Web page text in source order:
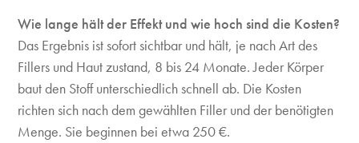
Wie lange hält der Effekt und wie hoch sind die Kosten?
Das Ergebnis ist sofort sichtbar und hält, je nach Art des
Fillers und Haut­ zustand, 8 bis 24 Monate. Jeder Körper
baut den Stoff unterschiedlich schnell ab. Die Kosten
richten sich nach dem gewählten Filler und der benötigten
Menge. Sie beginnen bei etwa 250 €.